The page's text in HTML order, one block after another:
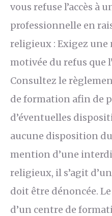
vous refuse l’accès à
professionnelle en
religieux : Exigez
motivée du refus que
Consultez le
de formation afin de
d’éventuelles
aucune disposition
mention d’une
religieux, il s’agit
doit être dénoncée.
d’un centre de